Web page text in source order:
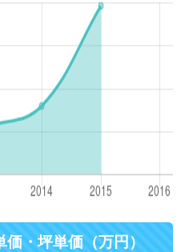
・坪単価（万円）